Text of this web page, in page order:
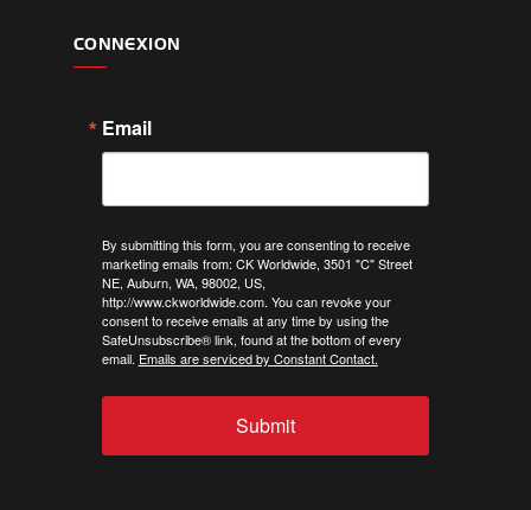
CONNEXION
Email
By submitting this form, you are consenting to receive
marketing emails from: CK Worldwide, 3501 "C" Street
NE, Auburn, WA, 98002, US,
http://www.ckworldwide.com. You can revoke your
consent to receive emails at any time by using the
SafeUnsubscribe® link, found at the bottom of every
email. Emails are serviced by Constant Contact.
Submit